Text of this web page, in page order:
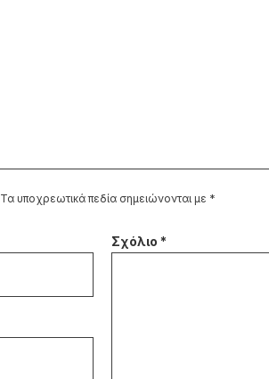
Τα υποχρεωτικά πεδία σημειώνονται με *